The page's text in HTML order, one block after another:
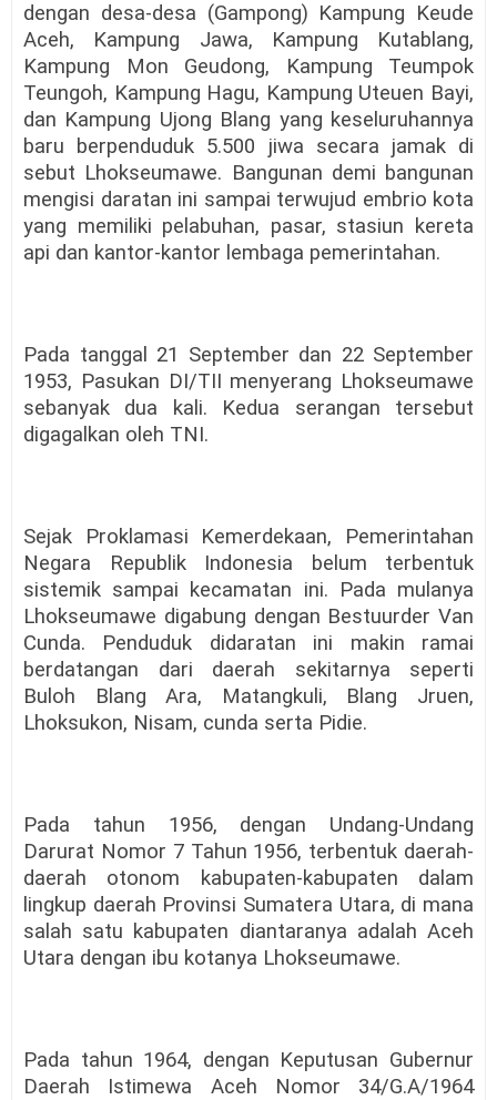
dengan desa-desa (Gampong) Kampung Keude
Aceh, Kampung Jawa, Kampung Kutablang,
Kampung Mon Geudong, Kampung Teumpok
Teungoh, Kampung Hagu, Kampung Uteuen Bayi,
dan Kampung Ujong Blang yang keseluruhannya
baru berpenduduk 5.500 jiwa secara jamak di
sebut Lhokseumawe. Bangunan demi bangunan
mengisi daratan ini sampai terwujud embrio kota
yang memiliki pelabuhan, pasar, stasiun kereta
api dan kantor-kantor lembaga pemerintahan.
Pada tanggal 21 September dan 22 September
1953, Pasukan DI/TII menyerang Lhokseumawe
sebanyak dua kali. Kedua serangan tersebut
digagalkan oleh TNI.
Sejak Proklamasi Kemerdekaan, Pemerintahan
Negara Republik Indonesia belum terbentuk
sistemik sampai kecamatan ini. Pada mulanya
Lhokseumawe digabung dengan Bestuurder Van
Cunda. Penduduk didaratan ini makin ramai
berdatangan dari daerah sekitarnya seperti
Buloh Blang Ara, Matangkuli, Blang Jruen,
Lhoksukon, Nisam, cunda serta Pidie.
Pada tahun 1956, dengan Undang-Undang
Darurat Nomor 7 Tahun 1956, terbentuk daerah-
daerah otonom kabupaten-kabupaten dalam
lingkup daerah Provinsi Sumatera Utara, di mana
salah satu kabupaten diantaranya adalah Aceh
Utara dengan ibu kotanya Lhokseumawe.
Pada tahun 1964, dengan Keputusan Gubernur
Daerah Istimewa Aceh Nomor 34/G.A/1964